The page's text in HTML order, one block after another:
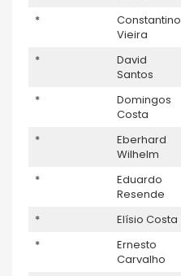
*
Constantino
Vieira
*
David
Santos
*
Domingos
Costa
*
Eberhard
Wilhelm
*
Eduardo
Resende
* Elísio Costa
*
Ernesto
Carvalho